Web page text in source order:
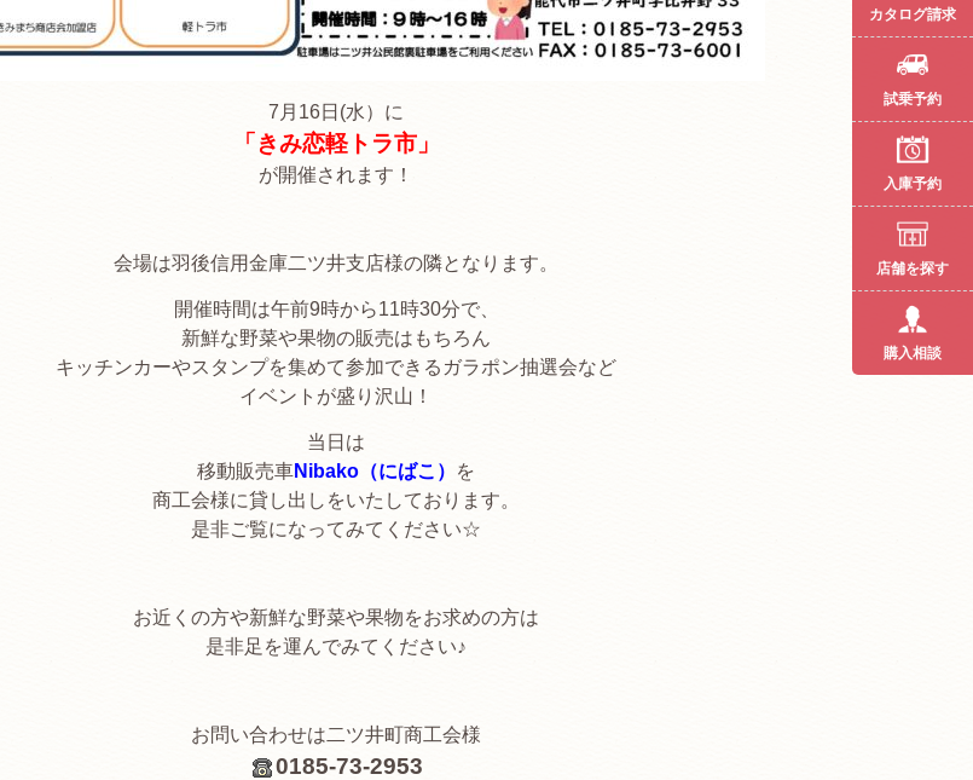
7月16日(水）に
「きみ恋軽トラ市」
が開催されます！
会場は羽後信用金庫二ツ井支店様の隣となります。
開催時間は午前9時から11時30分で、
新鮮な野菜や果物の販売はもちろん
キッチンカーやスタンプを集めて参加できるガラポン抽選会など
イベントが盛り沢山！
当日は
移動販売車Nibako（にばこ）
を
商工会様に貸し出しをいたしております。
是非ご覧になってみてください☆
お近くの方や新鮮な野菜や果物をお求めの方は
是非足を運んでみてください♪
お問い合わせは二ツ井町商工会様
0185-73-2953
カタログ請求
試乗予約
入庫予約
店舗を探す
購入相談